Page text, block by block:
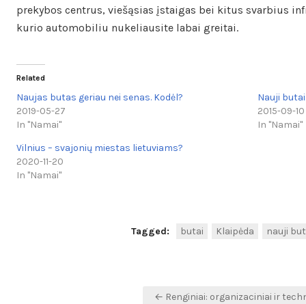
prekybos centrus, viešąsias įstaigas bei kitus svarbius
kurio automobiliu nukeliausite labai greitai.
Related
Naujas butas geriau nei senas. Kodėl?
2019-05-27
In "Namai"
Nauji
2015-09-10
In "Namai"
Vilnius – svajonių miestas lietuviams?
2020-11-20
In "Namai"
Tagged: butai Klaipėda nauji
← Renginiai: organizaciniai ir